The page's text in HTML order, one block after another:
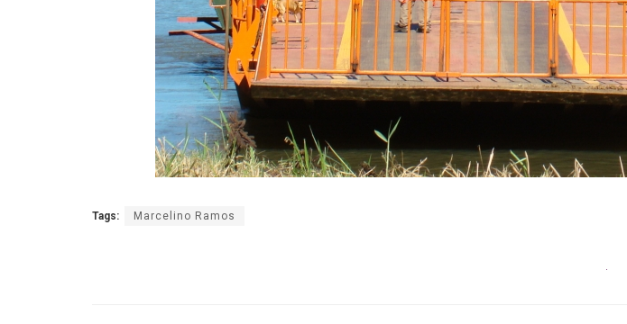
Tags: Marcelino Ramos